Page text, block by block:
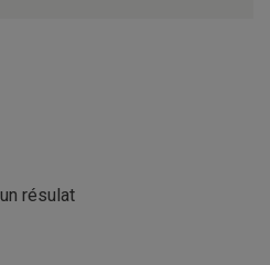
résulat